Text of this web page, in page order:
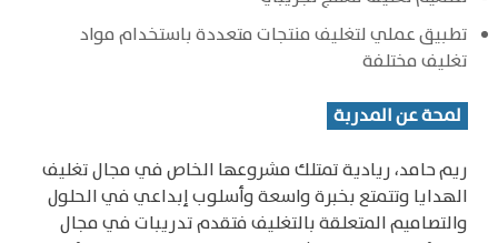
تطبيق عملي لتغليف منتجات متعددة باستخدام مواد
تغليف مختلفة
لمحة عن المدربة
ريم حامد، ريادية تمتلك مشروعها الخاص في مجال تغليف
الهدايا وتتمتع بخبرة واسعة وأسلوب إبداعي في الحلول
والتصاميم المتعلقة بالتغليف فتقدم تدريبات في مجال